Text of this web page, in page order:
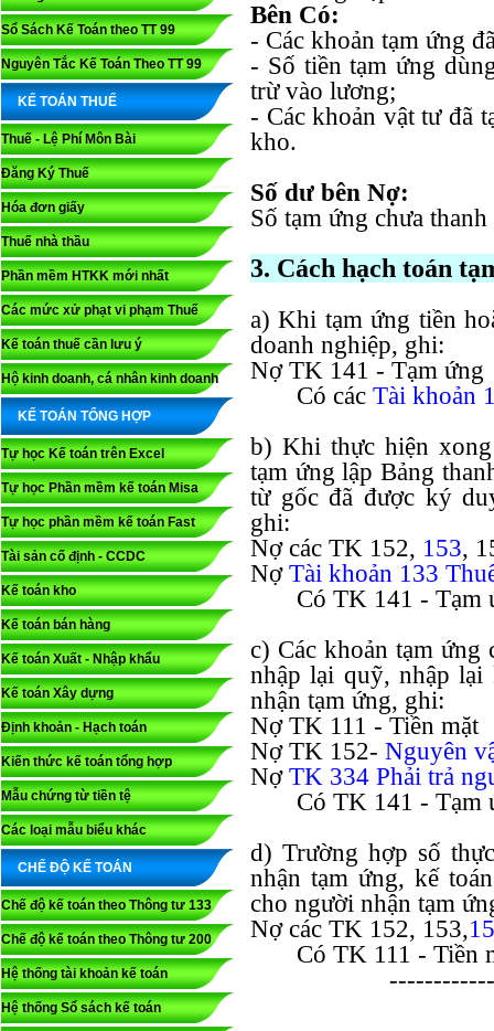
Sổ Sách Kế Toán theo TT 99
Nguyên Tắc Kế Toán Theo TT 99
KẾ TOÁN THUẾ
Thuế - Lệ Phí Môn Bài
Đăng Ký Thuế
Hóa đơn giấy
Thuế nhà thầu
Phần mềm HTKK mới nhất
Các mức xử phạt vi phạm Thuế
Kế toán thuế cần lưu ý
Hộ kinh doanh, cá nhân kinh doanh
KẾ TOÁN TỔNG HỢP
Tự học Kế toán trên Excel
Tự học Phần mềm kế toán Misa
Tự học phần mềm kế toán Fast
Tài sản cố định - CCDC
Kế toán kho
Kế toán bán hàng
Kế toán Xuất - Nhập khẩu
Kế toán Xây dựng
Định khoản - Hạch toán
Kiến thức kế toán tổng hợp
Mẫu chứng từ tiền tệ
Các loại mẫu biểu khác
CHẾ ĐỘ KẾ TOÁN
Chế độ kế toán theo Thông tư 133
Chế độ kế toán theo Thông tư 200
Hệ thống tài khoản kế toán
Hệ thống Sổ sách kế toán
Bên Có:
- Các khoản tạm ứng
- Số tiền tạm ứng
trừ vào lương;
- Các khoản vật tư đã
kho.
Số dư bên Nợ:
Số tạm ứng chưa thanh
3. Cách hạch toán
a) Khi tạm ứng tiền
doanh nghiệp, ghi:
Nợ TK 141 - Tạm ứng
Có các Tài khoản
b) Khi thực hiện
tạm ứng lập Bảng
từ gốc đã được ký
ghi:
Nợ các TK 152, 153,
Nợ Tài khoản 133
Có TK 141 - Tạm
c) Các khoản tạm
nhập lại quỹ, nhập
nhận tạm ứng, ghi:
Nợ TK 111 - Tiền mặt
Nợ TK 152- Nguyên
Nợ TK 334 Phải trả
Có TK 141 - Tạm
d) Trường hợp số
nhận tạm ứng, kế
cho người nhận tạm
Nợ các TK 152, 153,
Có TK 111 - Tiền